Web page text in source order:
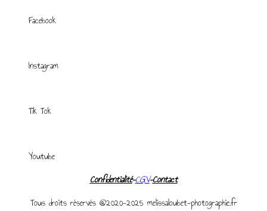
Facebook
Instagram
Tik Tok
Youtube
Confidentialité–CGV–Contact
Tous droits réservés @2020-2025 melissaloubet-photographie.fr